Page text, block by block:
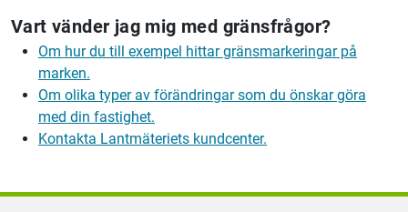
Vart vänder jag mig med gränsfrågor?
Om hur du till exempel hittar gränsmarkeringar på
marken.
Om olika typer av förändringar som du önskar göra
med din fastighet.
Kontakta Lantmäteriets kundcenter.